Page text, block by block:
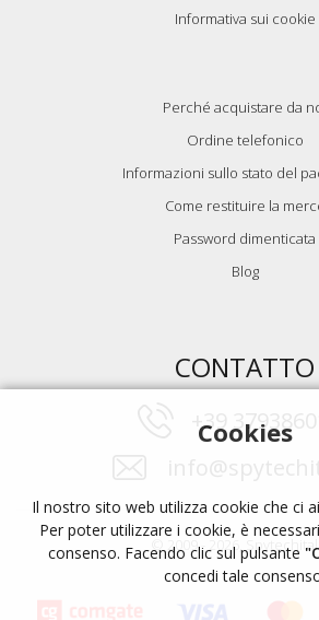
Informativa sui cookie
Perché acquistare da
Ordine telefonico
Informazioni sullo stato del
Come restituire la
Password dimenticata
Blog
CONTATTO
+39
© 2009 - 2026,
Cookies
Il nostro sito web utilizza cookie che ci
Per poter utilizzare i cookie, è
consenso. Facendo clic sul pulsante
concedi tale